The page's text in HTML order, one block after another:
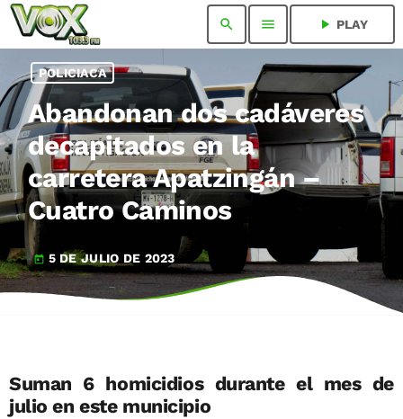
search menu play_arrow PLAY
POLICIACA
Abandonan dos cadáveres
decapitados en la
carretera Apatzingán –
Cuatro Caminos
today 5 DE JULIO DE 2023
Suman 6 homicidios durante el mes de
julio en este municipio